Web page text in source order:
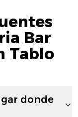
Bar
Tablo
donde